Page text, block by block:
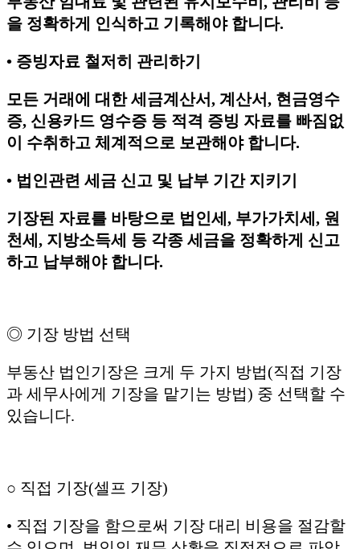
을 정확하게 인식하고 기록해야 합니다.
• 증빙자료 철저히 관리하기
모든 거래에 대한 세금계산서, 계산서, 현금영수
증, 신용카드 영수증 등 적격 증빙 자료를 빠짐없
이 수취하고 체계적으로 보관해야 합니다.
• 법인관련 세금 신고 및 납부 기간 지키기
기장된 자료를 바탕으로 법인세, 부가가치세, 원
천세, 지방소득세 등 각종 세금을 정확하게 신고
하고 납부해야 합니다.
◎ 기장 방법 선택
부동산 법인기장은 크게 두 가지 방법(직접 기장
과 세무사에게 기장을 맡기는 방법) 중 선택할 수
있습니다.
○ 직접 기장(셀프 기장)
• 직접 기장을 함으로써 기장 대리 비용을 절감할